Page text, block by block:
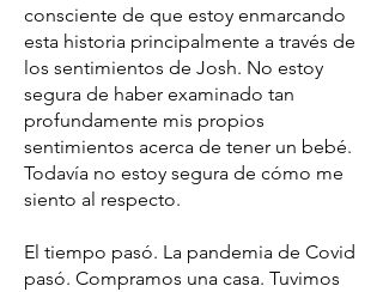
consciente de que estoy enmarcando
esta historia principalmente a través de
los sentimientos de Josh. No estoy
segura de haber examinado tan
profundamente mis propios
sentimientos acerca de tener un bebé.
Todavía no estoy segura de cómo me
siento al respecto.
El tiempo pasó. La pandemia de Covid
pasó. Compramos una casa. Tuvimos